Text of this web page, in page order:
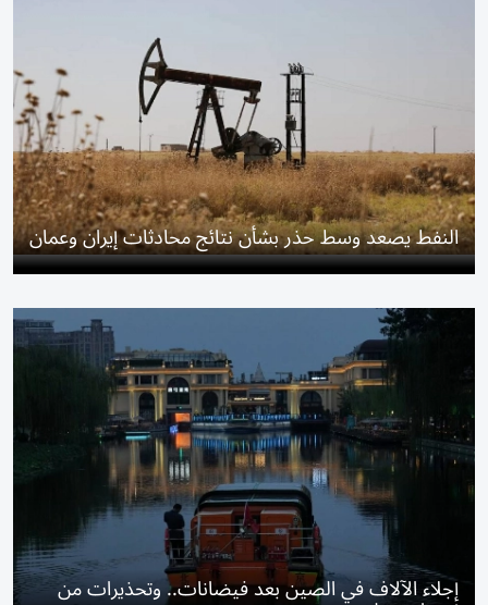
النفط يصعد وسط حذر بشأن نتائج محادثات إيران وعمان
إجلاء الآلاف في الصين بعد فيضانات.. وتحذيرات من